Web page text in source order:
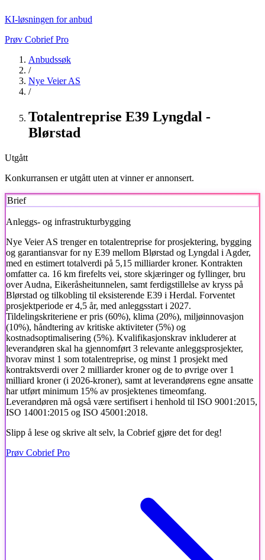
KI-løsningen for anbud
Prøv Cobrief Pro
Anbudssøk
/
Nye Veier AS
/
Totalentreprise E39 Lyngdal -
Blørstad
Utgått
Konkurransen er utgått uten at vinner er annonsert.
Brief
Anleggs- og infrastrukturbygging
Nye Veier AS trenger en totalentreprise for prosjektering, bygging
og garantiansvar for ny E39 mellom Blørstad og Lyngdal i Agder,
med en estimert totalverdi på 5,15 milliarder kroner. Kontrakten
omfatter ca. 16 km firefelts vei, store skjæringer og fyllinger, bru
over Audna, Eikeråsheitunnelen, samt ferdigstillelse av kryss på
Blørstad og tilkobling til eksisterende E39 i Herdal. Forventet
prosjektperiode er 4,5 år, med anleggsstart i 2027.
Tildelingskriteriene er pris (60%), klima (20%), miljøinnovasjon
(10%), håndtering av kritiske aktiviteter (5%) og
kostnadsoptimalisering (5%). Kvalifikasjonskrav inkluderer at
leverandøren skal ha gjennomført 3 relevante anleggsprosjekter,
hvorav minst 1 som totalentreprise, og minst 1 prosjekt med
kontraktsverdi over 2 milliarder kroner og de to øvrige over 1
milliard kroner (i 2026-kroner), samt at leverandørens egne ansatte
har utført minimum 15% av prosjektenes timeomfang.
Leverandøren må også være sertifisert i henhold til ISO 9001:2015,
ISO 14001:2015 og ISO 45001:2018.
Slipp å lese og skrive alt selv, la Cobrief gjøre det for deg!
Prøv Cobrief Pro